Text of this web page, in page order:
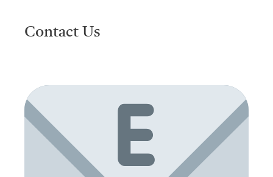
Contact Us